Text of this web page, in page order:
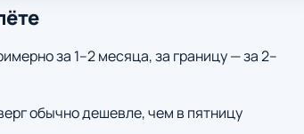
за 1–2 месяца, за границу — за 2–
обычно дешевле, чем в пятницу